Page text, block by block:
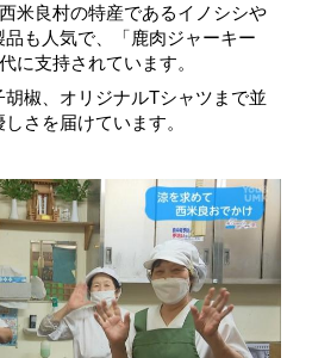
米良村の特産であるイノシシや
も人気で、「鹿肉ジャーキー
に支持されています。
椒、オリジナルTシャツまで並
さを届けています。